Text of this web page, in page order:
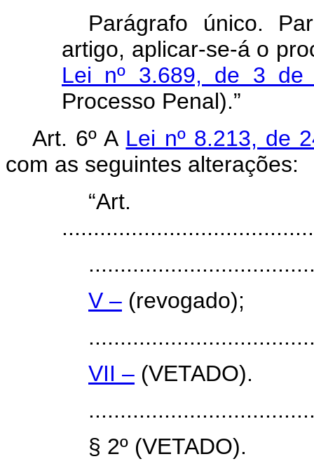
Parágrafo único.
artigo, aplicar-se-á o
Lei nº 3.689, de 3 de
Processo Penal).”
Art. 6º A Lei nº 8.213, de
com as seguintes alterações:
V – (revogado);
VII – (VETADO).
§ 2º (VETADO).